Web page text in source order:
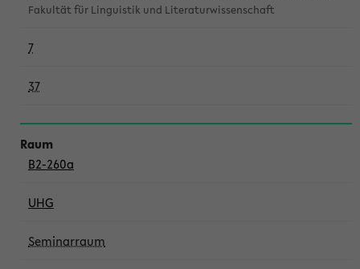
Fakultät für Linguistik und Literaturwissenschaft
7
37
B2-260a
UHG
Seminarraum